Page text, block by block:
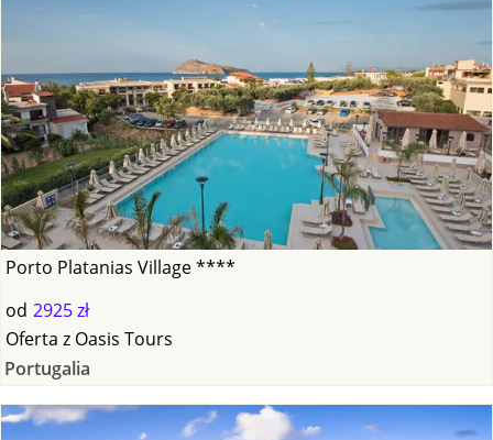
Porto Platanias Village ****
od 2925 zł
Oferta z Oasis Tours
Portugalia